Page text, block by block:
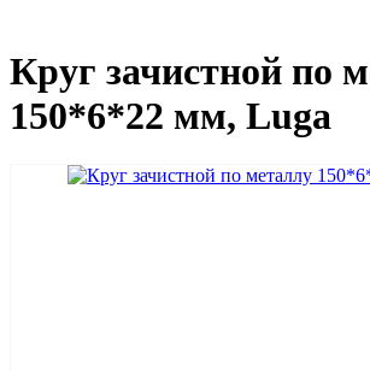
Круг зачистной по
150*6*22 мм, Luga